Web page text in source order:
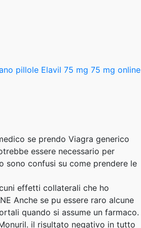
pillole Elavil 75 mg 75 mg online
se prendo Viagra generico
essere necessario per
sono confusi su come prendere le
effetti collaterali che ho
Anche se pu essere raro alcune
quando si assume un farmaco.
il risultato negativo in tutto